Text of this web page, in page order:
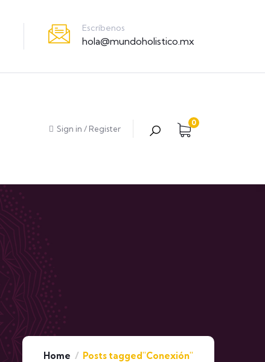
Escríbenos
hola@mundoholistico.mx
Sign in / Register
0
Home Posts tagged"Conexión"